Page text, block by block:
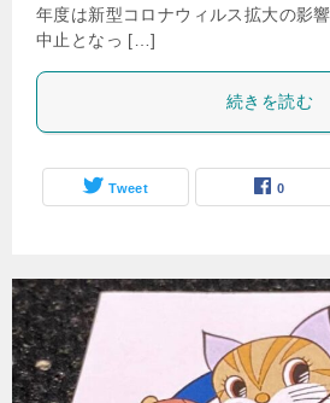
年度は新型コロナウィルス拡大の影
中止となっ […]
続きを読む
Tweet 0